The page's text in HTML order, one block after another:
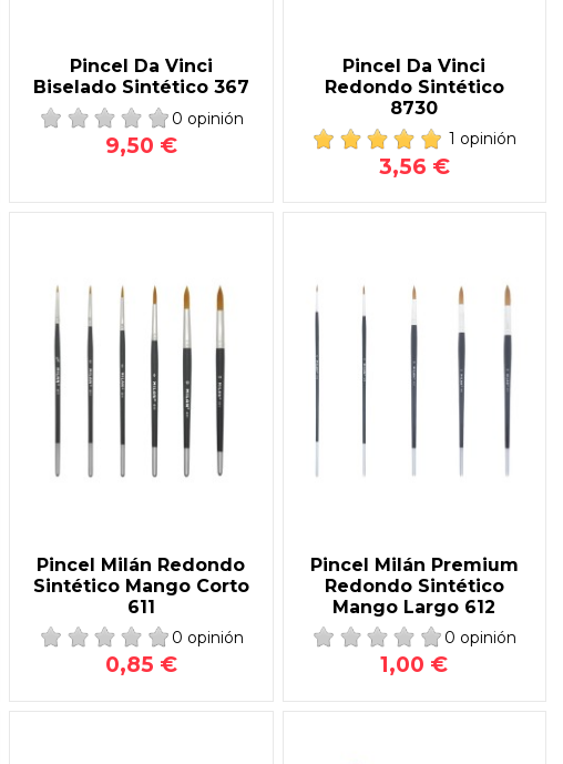
Pincel Da Vinci
Biselado Sintético 367
0 opinión
9,50 €
Pincel Da Vinci
Redondo Sintético
8730
1 opinión
3,56 €
Pincel Milán Redondo
Sintético Mango Corto
611
0 opinión
0,85 €
Pincel Milán Premium
Redondo Sintético
Mango Largo 612
0 opinión
1,00 €